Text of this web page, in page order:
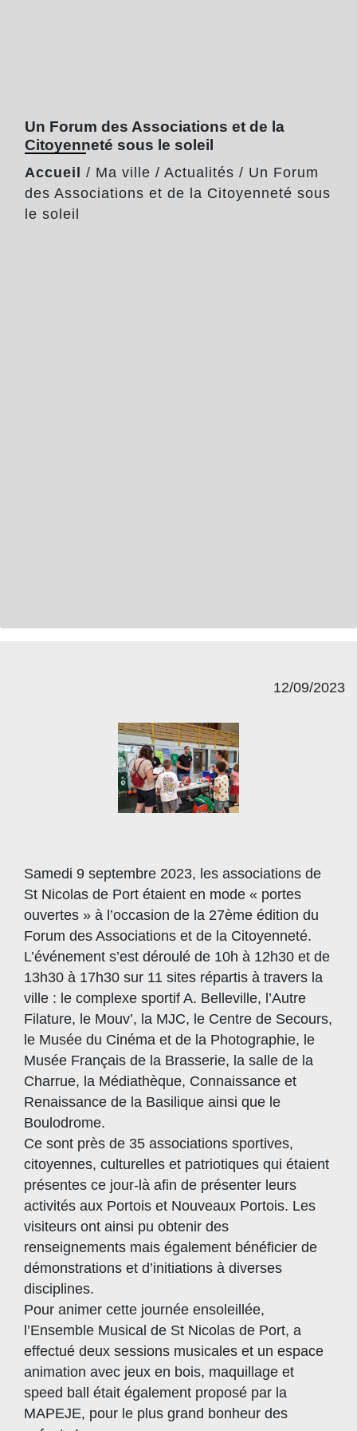
Un Forum des Associations et de la
Citoyenneté sous le soleil
Accueil / Ma ville / Actualités / Un Forum
des Associations et de la Citoyenneté sous
le soleil
12/09/2023
Samedi 9 septembre 2023, les associations de
St Nicolas de Port étaient en mode « portes
ouvertes » à l’occasion de la 27ème édition du
Forum des Associations et de la Citoyenneté.
L’événement s’est déroulé de 10h à 12h30 et de
13h30 à 17h30 sur 11 sites répartis à travers la
ville : le complexe sportif A. Belleville, l’Autre
Filature, le Mouv’, la MJC, le Centre de Secours,
le Musée du Cinéma et de la Photographie, le
Musée Français de la Brasserie, la salle de la
Charrue, la Médiathèque, Connaissance et
Renaissance de la Basilique ainsi que le
Boulodrome.
Ce sont près de 35 associations sportives,
citoyennes, culturelles et patriotiques qui étaient
présentes ce jour-là afin de présenter leurs
activités aux Portois et Nouveaux Portois. Les
visiteurs ont ainsi pu obtenir des
renseignements mais également bénéficier de
démonstrations et d’initiations à diverses
disciplines.
Pour animer cette journée ensoleillée,
l’Ensemble Musical de St Nicolas de Port, a
effectué deux sessions musicales et un espace
animation avec jeux en bois, maquillage et
speed ball était également proposé par la
MAPEJE, pour le plus grand bonheur des